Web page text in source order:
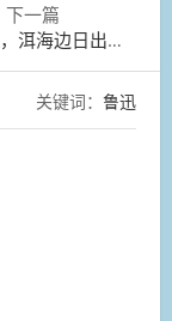
下一篇
边日出映红天际
关键词： 鲁迅